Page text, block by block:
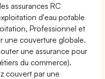
assurances RC
d'eau potable
Professionnel et
une couverture globale.
une assurance pour
du commerce).
couvert par une